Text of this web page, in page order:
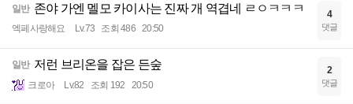
일반 존야 가엔 멜모 카이사는 진짜 개 역겹네 ㄹㅇㅋㅋㅋ
엑페사랑해요 Lv.73 조회 486 20:50
4
댓글
일반 저런 브리온을 잡은 든숲
크로아 Lv.82 조회 192 20:50
2
댓글